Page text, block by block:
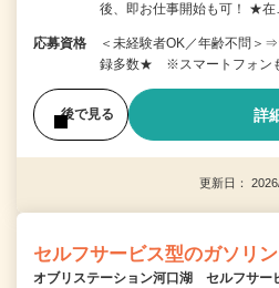
後、即お仕事開始も可！ ★
応募資格
＜未経験者OK／年齢不問
録多数★ ※スマートフォン
後で見る 詳
更新日：
セルフサービス型のガソリ
オブリステーション河口湖 セルフサー